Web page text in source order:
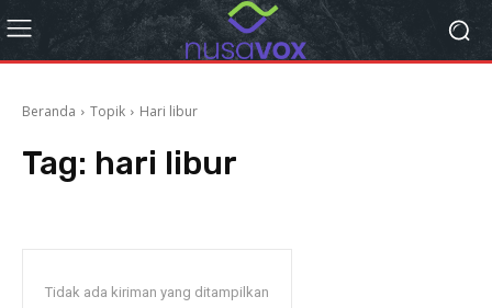
Beranda Topik Hari libur
Tag: hari libur
Tidak ada kiriman yang ditampilkan